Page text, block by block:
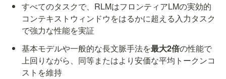
すべてのタスクで、RLMはフロンティアLMの実効的
コンテキストウィンドウをはるかに超える入力タスク
で強力な性能を実証
基本モデルや一般的な長文脈手法を最大2倍の性能で
上回りながら、同等またはより安価な平均トークンコ
ストを維持